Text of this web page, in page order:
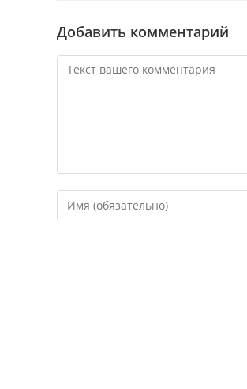
Добавить комментарий